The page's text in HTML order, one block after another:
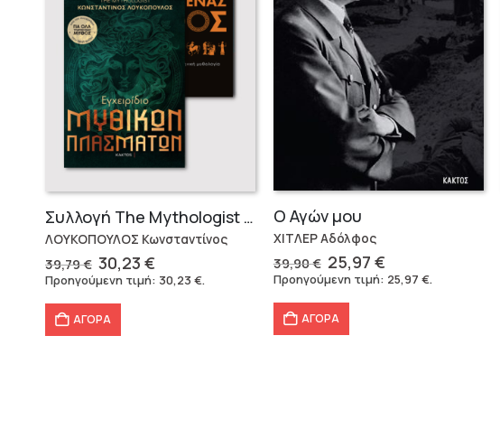
Συλλογή The Mythologist (2 βιβλία)
ΛΟΥΚΟΠΟΥΛΟΣ Κωνσταντίνος
39,79€ Original
price
was:
39,79 €.
30,23€
τρέχουσα
Προηγούμενη τιμή: 30,23€.
ΑΓΟΡΑ
Ο Αγών μου
ΧΙΤΛΕΡ Αδόλφος
39,90€ Original
price
39,90 €.
25,97 €Η
τρέχουσα
Προηγούμενη τιμή: 25,97 €.
ΑΓΟΡΑ